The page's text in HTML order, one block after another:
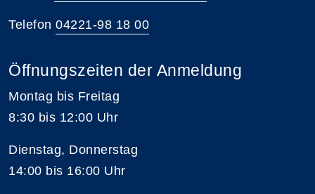
Telefon 04221-98 18 00
Öffnungszeiten der Anmeldung
Montag bis Freitag
8:30 bis 12:00 Uhr
Dienstag, Donnerstag
14:00 bis 16:00 Uhr